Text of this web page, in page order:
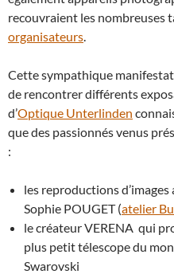
recouvraient les nombreuses
organisateurs
Cette sympathique
de rencontrer différents
d’Optique Unterlinden
que des passionnés venus
:
les reproductions
Sophie POUGET (atelier
le créateur VERENA qui
plus petit télescope du
Swarovski